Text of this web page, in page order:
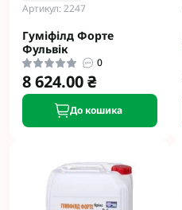
Артикул: 2247
Гуміфілд Форте
Фульвік
0
8 624.00 ₴
До кошика